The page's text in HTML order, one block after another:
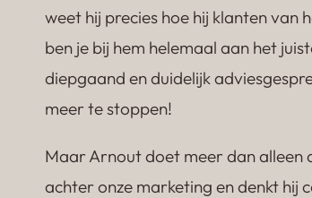
weet hij precies hoe hij klanten van
ben je bij hem helemaal aan het
diepgaand en duidelijk
meer te stoppen!
Maar Arnout doet meer dan alleen
achter onze marketing en denkt hij